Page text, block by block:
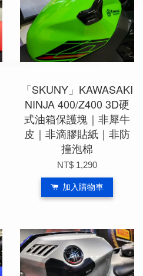
「SKUNY」KAWASAKI
NINJA 400/Z400 3D硬
式油箱保護塊｜非犀牛
皮｜非滴膠貼紙｜非防
撞泡棉
NT$ 1,290
加入購物車